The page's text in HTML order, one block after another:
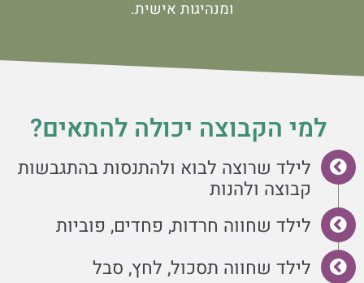
ומנהיגות אישית.
למי הקבוצה יכולה להתאים?
לילד שרוצה לבוא ולהתנסות בהתגבשות
קבוצה ולהנות
לילד שחווה חרדות, פחדים, פוביות
לילד שחווה תסכול, לחץ, סבל